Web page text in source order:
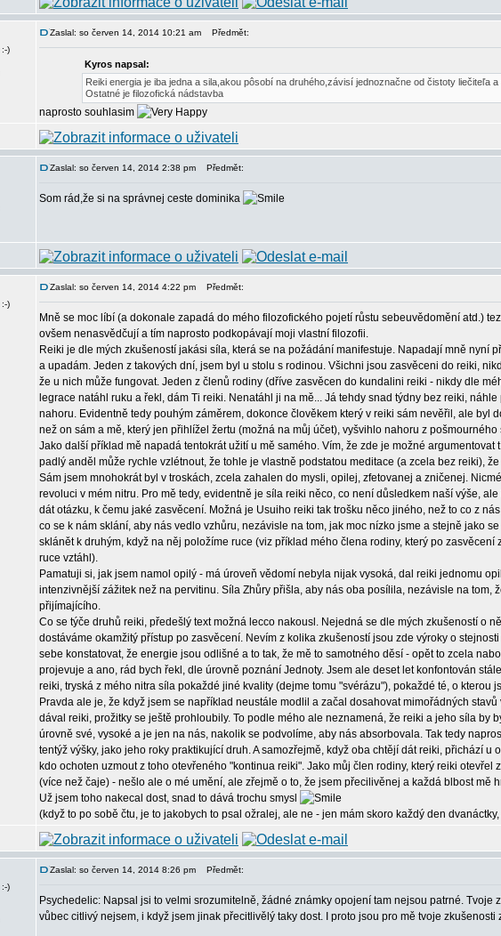
Zaslal: so červen 14, 2014 10:21 am Předmět:
Kyros napsal:
Reiki energia je iba jedna a sila,akou pôsobí na druhého,závisí jednoznačne od čistoty liečiteľa a
Ostatné je filozofická nádstavba
naprosto souhlasim
Zaslal: so červen 14, 2014 2:38 pm Předmět:
Som rád,že si na správnej ceste dominika
Zaslal: so červen 14, 2014 4:22 pm Předmět:
Mně se moc líbí (a dokonale zapadá do mého filozofického pojetí růstu sebeuvědomění atd.)
ovšem nenasvědčují a tím naprosto podkopávají moji vlastní filozofii.
Reiki je dle mých zkušeností jakási síla, která se na požádání manifestuje. Napadají mně nyní
a upadám. Jeden z takových dní, jsem byl u stolu s rodinou. Všichni jsou zasvěceni do reiki,
že u nich může fungovat. Jeden z členů rodiny (dříve zasvěcen do kundalini reiki - nikdy dle
legrace natáhl ruku a řekl, dám Ti reiki. Nenatáhl ji na mě... Já tehdy snad týdny bez reiki,
nahoru. Evidentně tedy pouhým záměrem, dokonce člověkem který v reiki sám nevěřil, ale byl
než on sám a mě, který jen přihlížel žertu (možná na můj účet), vyšvihlo nahoru z
Jako další příklad mě napadá tentokrát užití u mě samého. Vím, že zde je možné
padlý anděl může rychle vzlétnout, že tohle je vlastně podstatou meditace (a zcela bez reiki),
Sám jsem mnohokrát byl v troskách, zcela zahalen do mysli, opilej, zfetovanej a zničenej.
revoluci v mém nitru. Pro mě tedy, evidentně je síla reiki něco, co není důsledkem naší výše,
dát otázku, k čemu jaké zasvěcení. Možná je Usuiho reiki tak trošku něco jiného, než to co z
co se k nám sklání, aby nás vedlo vzhůru, nezávisle na tom, jak moc nízko jsme a stejně jako
sklánět k druhým, když na něj položíme ruce (viz příklad mého člena rodiny, který po
ruce vztáhl).
Pamatuji si, jak jsem namol opilý - má úroveň vědomí nebyla nijak vysoká, dal reiki jednomu
intenzivnější zážitek než na pervitinu. Síla Zhůry přišla, aby nás oba posílila, nezávisle na
přijímajícího.
Co se týče druhů reiki, předešlý text možná lecco nakousl. Nejedná se dle mých zkušeností o
dostáváme okamžitý přístup po zasvěcení. Nevím z kolika zkušeností jsou zde výroky o
sebe konstatovat, že energie jsou odlišné a to tak, že mě to samotného děsí - opět to zcela
projevuje a ano, rád bych řekl, dle úrovně poznání Jednoty. Jsem ale deset let konfontován
reiki, tryská z mého nitra síla pokaždé jiné kvality (dejme tomu "svérázu"), pokaždé té, o kterou
Pravda ale je, že když jsem se například neustále modlil a začal dosahovat mimořádných
dával reiki, prožitky se ještě prohloubily. To podle mého ale neznamená, že reiki a jeho síla
úrovně své, vysoké a je jen na nás, nakolik se podvolíme, aby nás absorbovala. Tak tedy
tentýž výšky, jako jeho roky praktikující druh. A samozřejmě, když oba chtějí dát reiki, přichází
kdo ochoten uzmout z toho otevřeného "kontinua reiki". Jako můj člen rodiny, který reiki
(více než čaje) - nešlo ale o mé umění, ale zřejmě o to, že jsem přecilivěnej a každá blbost mě
Už jsem toho nakecal dost, snad to dává trochu smysl
(když to po sobě čtu, je to jakobych to psal ožralej, ale ne - jen mám skoro každý den
Zaslal: so červen 14, 2014 8:26 pm Předmět:
Psychedelic: Napsal jsi to velmi srozumitelně, žádné známky opojení tam nejsou patrné.
vůbec citlivý nejsem, i když jsem jinak přecitlivělý taky dost. I proto jsou pro mě tvoje